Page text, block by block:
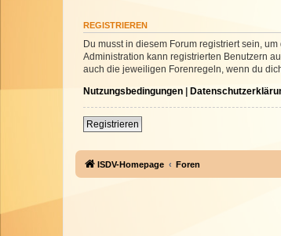
REGISTRIEREN
Du musst in diesem Forum registriert sein,
Administration kann registrierten Benutzern
auch die jeweiligen Forenregeln, wenn du
Nutzungsbedingungen |
Registrieren
ISDV-Homepage Foren